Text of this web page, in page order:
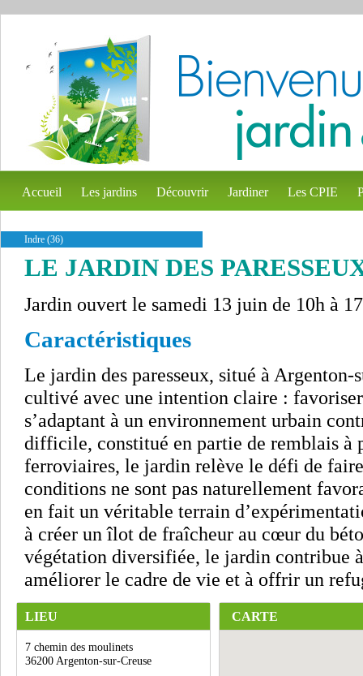
Accueil Les jardins Découvrir Jardiner Les CPIE
Indre (36)
LE JARDIN DES
Jardin ouvert le samedi 13 juin de 10h à
Caractéristiques
Le jardin des paresseux, situé à Argenton-
cultivé avec une intention claire :
s’adaptant à un environnement urbain
difficile, constitué en partie de remblais à
ferroviaires, le jardin relève le défi de
conditions ne sont pas naturellement
en fait un véritable terrain
à créer un îlot de fraîcheur au cœur du
végétation diversifiée, le jardin contribue
améliorer le cadre de vie et à offrir un
LIEU
7 chemin des moulinets
36200 Argenton-sur-Creuse
CARTE